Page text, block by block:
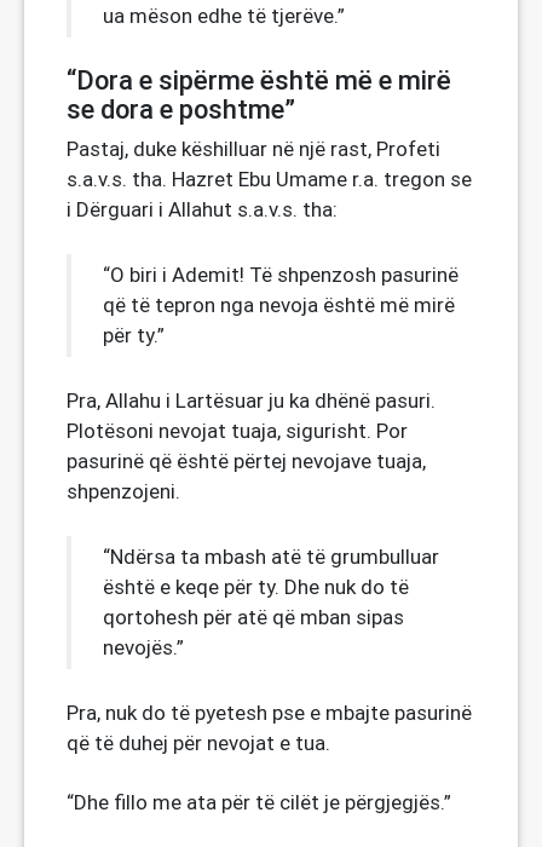
ua mëson edhe të tjerëve.”
“Dora e sipërme është më e mirë
se dora e poshtme”
Pastaj, duke këshilluar në një rast, Profeti
s.a.v.s. tha. Hazret Ebu Umame r.a. tregon se
i Dërguari i Allahut s.a.v.s. tha:
“O biri i Ademit! Të shpenzosh pasurinë
që të tepron nga nevoja është më mirë
për ty.”
Pra, Allahu i Lartësuar ju ka dhënë pasuri.
Plotësoni nevojat tuaja, sigurisht. Por
pasurinë që është përtej nevojave tuaja,
shpenzojeni.
“Ndërsa ta mbash atë të grumbulluar
është e keqe për ty. Dhe nuk do të
qortohesh për atë që mban sipas
nevojës.”
Pra, nuk do të pyetesh pse e mbajte pasurinë
që të duhej për nevojat e tua.
“Dhe fillo me ata për të cilët je përgjegjës.”